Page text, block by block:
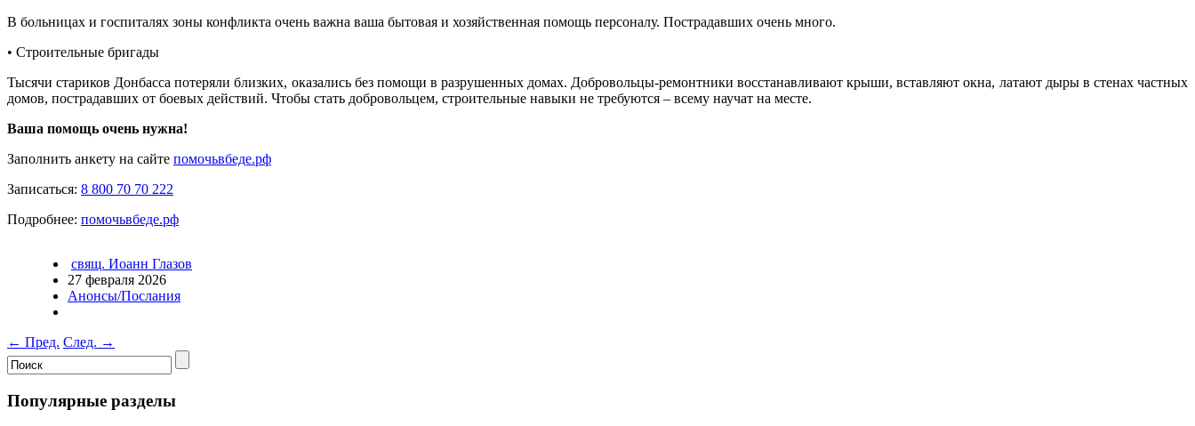
В больницах и госпиталях зоны конфликта очень важна ваша бытовая и хозяйственная помощь персоналу. Пострадавших очень много.
• Строительные бригады
Тысячи стариков Донбасса потеряли близких, оказались без помощи в разрушенных домах. Добровольцы-ремонтники восстанавливают крыши, вставляют окна, латают дыры в стенах частных
домов, пострадавших от боевых действий. Чтобы стать добровольцем, строительные навыки не требуются – всему научат на месте.
Ваша помощь очень нужна!
Заполнить анкету на сайте помочьвбеде.рф
Записаться: 8 800 70 70 222
Подробнее: помочьвбеде.рф
свящ. Иоанн Глазов
27 февраля 2026
Анонсы/Послания
← Пред. След. →
Популярные разделы